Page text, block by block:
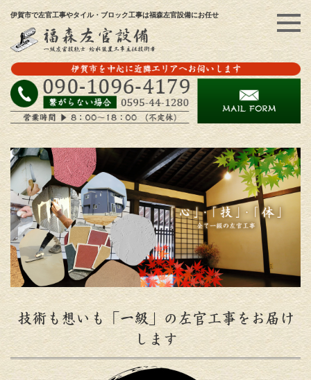
伊賀市で左官工事やタイル・ブロック工事は福森左官設備にお任せ
技術も想いも「一級」の左官工事をお届け
します